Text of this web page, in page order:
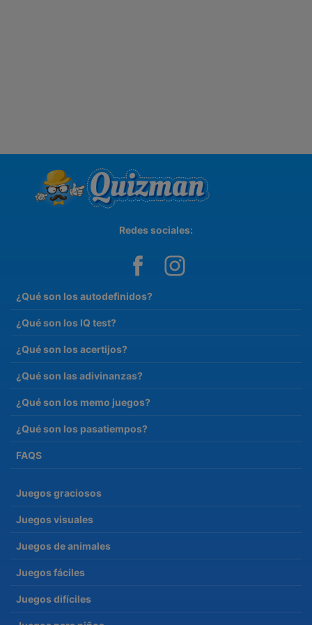
Redes sociales:
¿Qué son los autodefinidos?
¿Qué son los IQ test?
¿Qué son los acertijos?
¿Qué son las adivinanzas?
¿Qué son los memo juegos?
¿Qué son los pasatiempos?
FAQS
Juegos graciosos
Juegos visuales
Juegos de animales
Juegos fáciles
Juegos difíciles